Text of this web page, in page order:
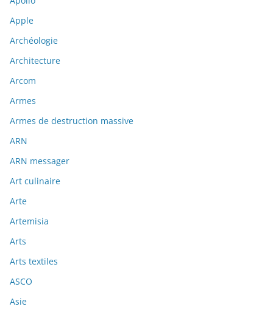
Apple
Archéologie
Architecture
Arcom
Armes
Armes de destruction massive
ARN
ARN messager
Art culinaire
Arte
Artemisia
Arts
Arts textiles
ASCO
Asie